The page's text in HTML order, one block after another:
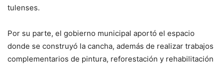
tulenses.
Por su parte, el gobierno municipal aportó el espacio
donde se construyó la cancha, además de realizar trabajos
complementarios de pintura, reforestación y rehabilitación